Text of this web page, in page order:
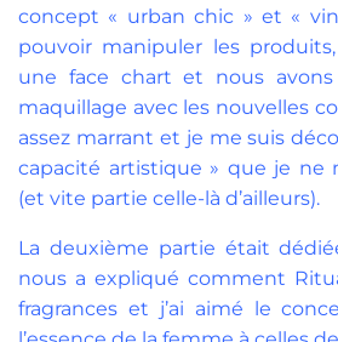
concept « urban chic » et «
pouvoir manipuler les
une face chart et nous
maquillage avec les nouvelles
assez marrant et je me suis
capacité artistique » que je ne
(et vite partie celle-là d’ailleurs).
La deuxième partie était
nous a expliqué comment
fragrances et j’ai aimé le